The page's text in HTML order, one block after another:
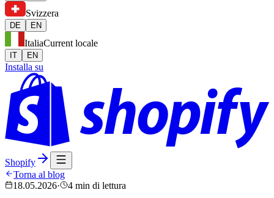
Svizzera
DE EN
ItaliaCurrent locale
IT EN
Installa su
Shopify
Torna al blog
18.05.2026· 4 min di lettura